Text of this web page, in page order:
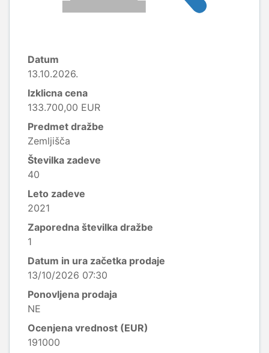
Datum
13.10.2026.
Izklicna cena
133.700,00 EUR
Predmet dražbe
Zemljišča
Številka zadeve
40
Leto zadeve
2021
Zaporedna številka dražbe
1
Datum in ura začetka prodaje
13/10/2026 07:30
Ponovljena prodaja
NE
Ocenjena vrednost (EUR)
191000